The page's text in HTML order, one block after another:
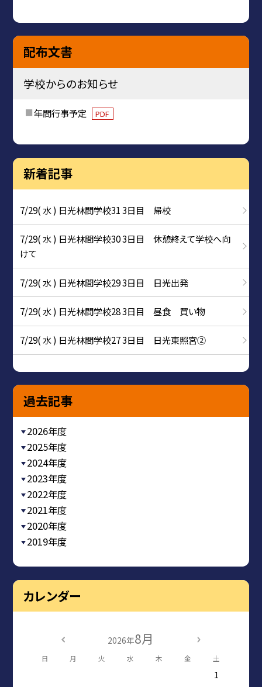
配布文書
学校からのお知らせ
年間行事予定 PDF
新着記事
7/29( 水 ) 日光林間学校31 3日目 帰校
7/29( 水 ) 日光林間学校30 3日目 休憩終えて学校へ向
けて
7/29( 水 ) 日光林間学校29 3日目 日光出発
7/29( 水 ) 日光林間学校28 3日目 昼食 買い物
7/29( 水 ) 日光林間学校27 3日目 日光東照宮②
過去記事
2026年度
2025年度
2024年度
2023年度
2022年度
2021年度
2020年度
2019年度
カレンダー
2026年8月
日 月 火 水 木 金 土
1